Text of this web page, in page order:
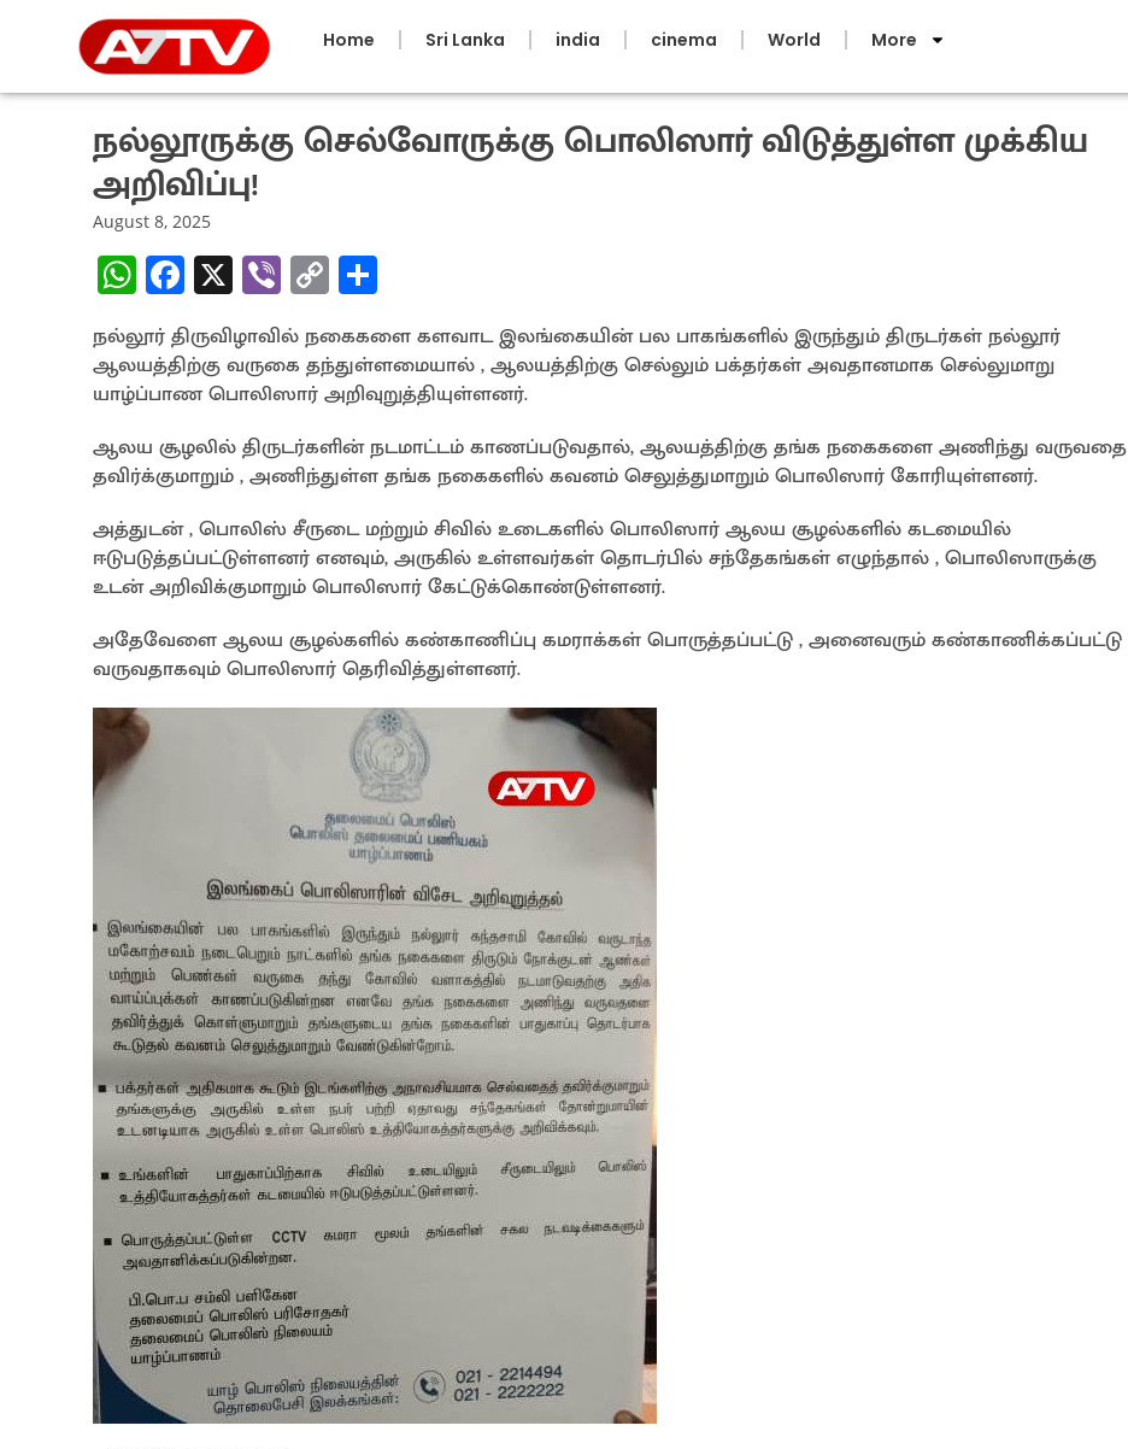
Home Sri Lanka india cinema World More
நல்லூருக்கு செல்வோருக்கு பொலிஸார் விடுத்துள்ள முக்கிய
அறிவிப்பு!
August 8, 2025
W
h
at
sA
p
p
Fa
ce
b
o
o
k
X Vi
b
er
C
o
py
Li
n
k
ar
e
நல்லூர் திருவிழாவில் நகைகளை களவாட இலங்கையின் பல பாகங்களில் இருந்தும் திருடர்கள் நல்லூர்
ஆலயத்திற்கு வருகை தந்துள்ளமையால் , ஆலயத்திற்கு செல்லும் பக்தர்கள் அவதானமாக செல்லுமாறு
யாழ்ப்பாண பொலிஸார் அறிவுறுத்தியுள்ளனர்.
ஆலய சூழலில் திருடர்களின் நடமாட்டம் காணப்படுவதால், ஆலயத்திற்கு தங்க நகைகளை அணிந்து வருவதை
தவிர்க்குமாறும் , அணிந்துள்ள தங்க நகைகளில் கவனம் செலுத்துமாறும் பொலிஸார் கோரியுள்ளனர்.
அத்துடன் , பொலிஸ் சீருடை மற்றும் சிவில் உடைகளில் பொலிஸார் ஆலய சூழல்களில் கடமையில்
ஈடுபடுத்தப்பட்டுள்ளனர் எனவும், அருகில் உள்ளவர்கள் தொடர்பில் சந்தேகங்கள் எழுந்தால் , பொலிஸாருக்கு
உடன் அறிவிக்குமாறும் பொலிஸார் கேட்டுக்கொண்டுள்ளனர்.
அதேவேளை ஆலய சூழல்களில் கண்காணிப்பு கமராக்கள் பொருத்தப்பட்டு , அனைவரும் கண்காணிக்கப்பட்டு
வருவதாகவும் பொலிஸார் தெரிவித்துள்ளனர்.